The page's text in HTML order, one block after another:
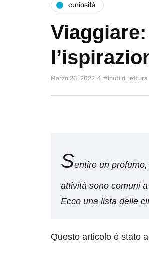
curiosità
Marzo 28, 2022 4 minuti di lettura
Sentire un
attività sono comuni
Ecco una lista delle
Questo articolo è stato